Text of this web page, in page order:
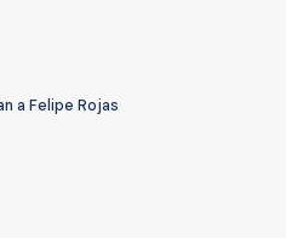
a Felipe Rojas